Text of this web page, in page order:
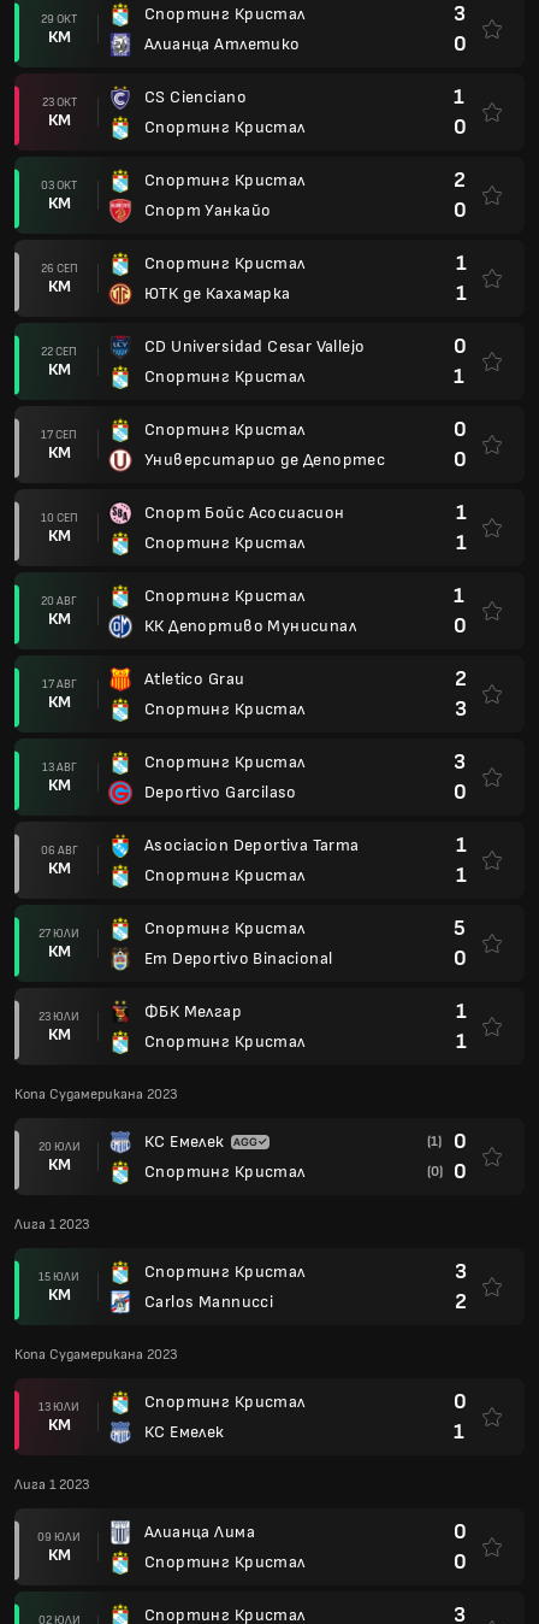
29 ОКТ
КМ
Спортинг Кристал
Алианца Атлетико
3
0
23 ОКТ
КМ
CS Cienciano
Спортинг Кристал
1
0
03 ОКТ
КМ
Спортинг Кристал
Спорт Уанкайо
2
0
26 СЕП
КМ
Спортинг Кристал
ЮТК де Кахамарка
1
1
22 СЕП
КМ
CD Universidad Cesar Vallejo
Спортинг Кристал
0
1
17 СЕП
КМ
Спортинг Кристал
Университарио де Депортес
0
0
10 СЕП
КМ
Спорт Бойс Асосиасион
Спортинг Кристал
1
1
20 АВГ
КМ
Спортинг Кристал
КК Депортиво Мунисипал
1
0
17 АВГ
КМ
Atletico Grau
Спортинг Кристал
2
3
13 АВГ
КМ
Спортинг Кристал
Deportivo Garcilaso
3
0
06 АВГ
КМ
Asociacion Deportiva Tarma
Спортинг Кристал
1
1
27 ЮЛИ
КМ
Спортинг Кристал
Em Deportivo Binacional
5
0
23 ЮЛИ
КМ
ФБК Мелгар
Спортинг Кристал
1
1
Копа Судамерикана 2023
20 ЮЛИ
КМ
КС Емелек
Спортинг Кристал
(1) 0
(0) 0
Лига 1 2023
15 ЮЛИ
КМ
Спортинг Кристал
Carlos Mannucci
3
2
Копа Судамерикана 2023
13 ЮЛИ
КМ
Спортинг Кристал
КС Емелек
0
1
Лига 1 2023
09 ЮЛИ
КМ
Алианца Лима
Спортинг Кристал
0
0
02 ЮЛИ
Спортинг Кристал
3